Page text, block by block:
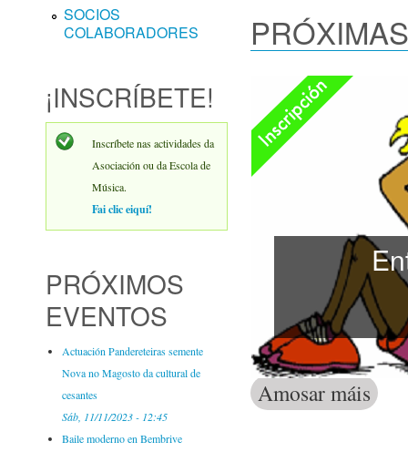
SOCIOS
COLABORADORES
¡INSCRÍBETE!
Inscríbete nas actividades da
Asociación ou da Escola de
Música.
Fai clic eiquí!
PRÓXIMOS
EVENTOS
Actuación Pandereteiras semente
Nova no Magosto da cultural de
cesantes
Sáb, 11/11/2023 - 12:45
Baile moderno en Bembrive
Inscripción aberta
Amosar máis